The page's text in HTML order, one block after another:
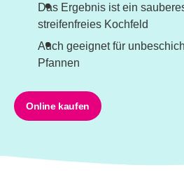
Das Ergebnis ist ein
streifenfreies Kochfeld
Auch geeignet für
Pfannen
Online kaufen